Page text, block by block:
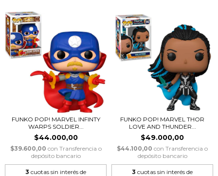
FUNKO POP! MARVEL INFINTY
WARPS SOLDIER...
$44.000,00
$39.600,00 con Transferencia o
depósito bancario
3 cuotas sin interés de
FUNKO POP! MARVEL THOR
LOVE AND THUNDER...
$49.000,00
$44.100,00 con Transferencia o
depósito bancario
3 cuotas sin interés de